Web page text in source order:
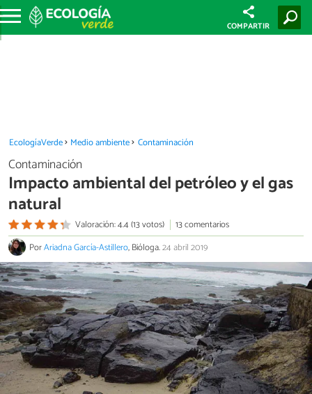
COMPARTIR
EcologíaVerde Medio ambiente Contaminación
Contaminación
Impacto ambiental del petróleo y el gas
natural
Valoración: 4.4 (13 votos)
13 comentarios
PorAriadna García-Astillero, Bióloga.24 abril 2019